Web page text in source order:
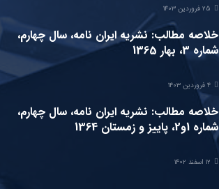
۲۵ فروردین ۱۴۰۳
خلاصه مطالب: نشریه ایران نامه، سال چهارم،
شماره 3، بهار 1365
۴ فروردین ۱۴۰۳
خلاصه مطالب: نشریه ایران نامه، سال چهارم،
شماره 1و2، پاییز و زمستان 1364
۱۲ اسفند ۱۴۰۲